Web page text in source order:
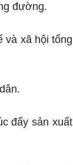
đường.
và xã hội tổng
đẩy sản xuất